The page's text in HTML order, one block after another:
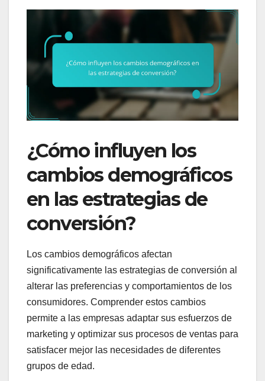
¿Cómo influyen los
cambios demográficos
en las estrategias de
conversión?
Los cambios demográficos afectan
significativamente las estrategias de conversión al
alterar las preferencias y comportamientos de los
consumidores. Comprender estos cambios
permite a las empresas adaptar sus esfuerzos de
marketing y optimizar sus procesos de ventas para
satisfacer mejor las necesidades de diferentes
grupos de edad.